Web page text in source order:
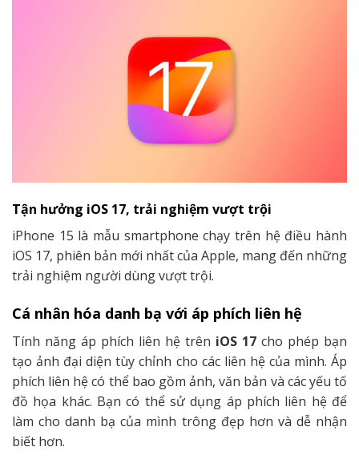
Tận hưởng iOS 17, trải nghiệm vượt trội
iPhone 15 là mẫu smartphone chạy trên hệ điều hành
iOS 17, phiên bản mới nhất của Apple, mang đến những
trải nghiệm người dùng vượt trội.
Cá nhân hóa danh bạ với áp phích liên hệ
Tính năng áp phích liên hệ trên iOS 17 cho phép bạn
tạo ảnh đại diện tùy chỉnh cho các liên hệ của mình. Áp
phích liên hệ có thể bao gồm ảnh, văn bản và các yếu tố
đồ họa khác. Bạn có thể sử dụng áp phích liên hệ để
làm cho danh bạ của mình trông đẹp hơn và dễ nhận
biết hơn.